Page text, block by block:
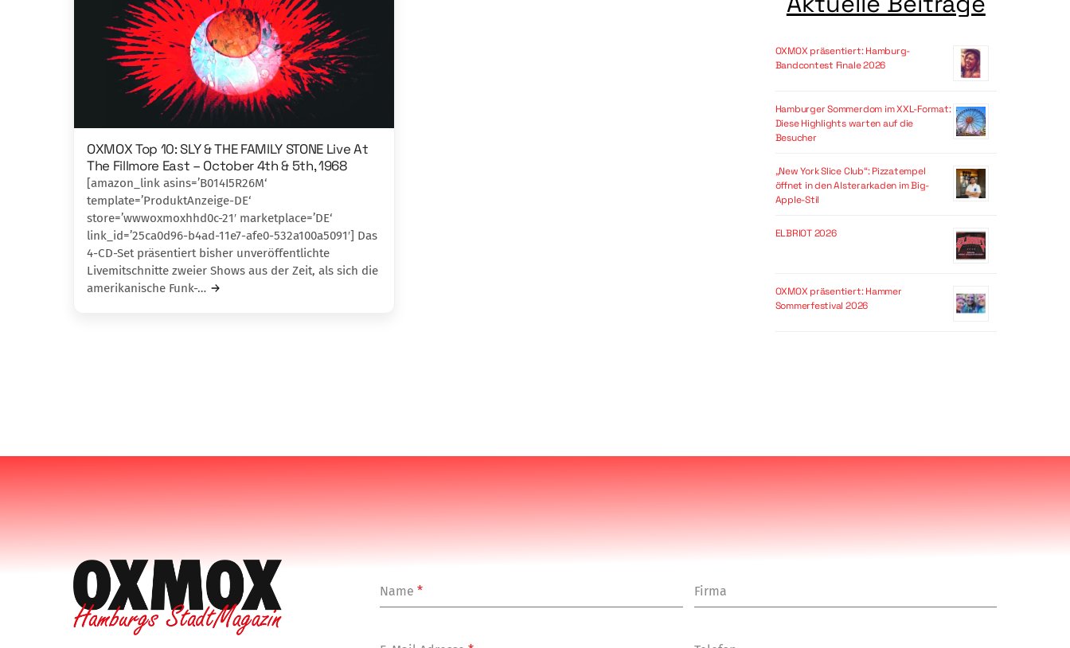
OXMOX Top 10: SLY & THE FAMILY STONE Live At
The Fillmore East – October 4th & 5th, 1968
[amazon_link asins=’B014I5R26M‘
template=’ProduktAnzeige-DE‘
store=’wwwoxmoxhhd0c-21′ marketplace=’DE‘
link_id=’25ca0d96-b4ad-11e7-afe0-532a100a5091′] Das
4-CD-Set präsentiert bisher unveröffent­lichte
Livemitschnitte zweier Shows aus der Zeit, als sich die
amerikanische Funk-…
OXMOX präsentiert: Hamburg-
Bandcontest Finale 2026
Hamburger Sommerdom im XXL-Format:
Diese Highlights warten auf die
Besucher
„New York Slice Club“: Pizzatempel
öffnet in den Alsterarkaden im Big-
Apple-Stil
ELBRIOT 2026
OXMOX präsentiert: Hammer
Sommerfestival 2026
Name* Firma